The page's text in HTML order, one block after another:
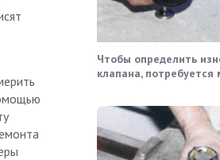
Чтобы определить
клапана, потребуется